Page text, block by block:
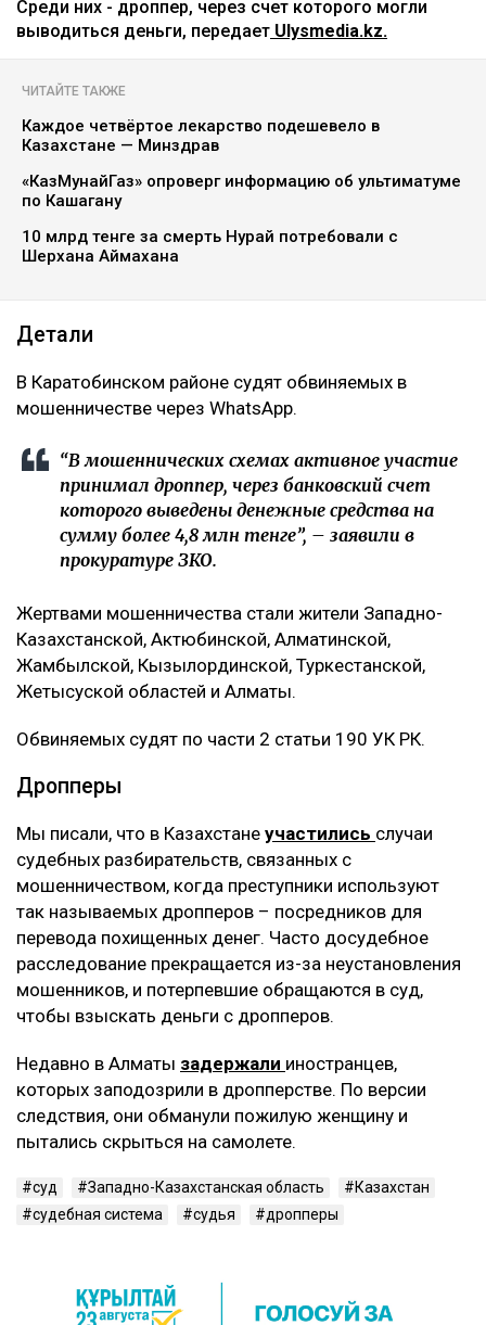
Среди них - дроппер, через счет которого могли
выводиться деньги, передает Ulysmedia.kz.
ЧИТАЙТЕ ТАКЖЕ
Каждое четвёртое лекарство подешевело в
Казахстане — Минздрав
«КазМунайГаз» опроверг информацию об ультиматуме
по Кашагану
10 млрд тенге за смерть Нурай потребовали с
Шерхана Аймахана
Детали
В Каратобинском районе судят обвиняемых в
мошенничестве через WhatsApp.
“В мошеннических схемах активное участие
принимал дроппер, через банковский счет
которого выведены денежные средства на
сумму более 4,8 млн тенге”, – заявили в
прокуратуре ЗКО.
Жертвами мошенничества стали жители Западно-
Казахстанской, Актюбинской, Алматинской,
Жамбылской, Кызылординской, Туркестанской,
Жетысуской областей и Алматы.
Обвиняемых судят по части 2 статьи 190 УК РК.
Дропперы
Мы писали, что в Казахстане участились случаи
судебных разбирательств, связанных с
мошенничеством, когда преступники используют
так называемых дропперов – посредников для
перевода похищенных денег. Часто досудебное
расследование прекращается из-за неустановления
мошенников, и потерпевшие обращаются в суд,
чтобы взыскать деньги с дропперов.
Недавно в Алматы задержали иностранцев,
которых заподозрили в дропперстве. По версии
следствия, они обманули пожилую женщину и
пытались скрыться на самолете.
суд Западно-Казахстанская область
Казахстан
судебная система
судья дропперы